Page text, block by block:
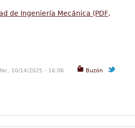
de Ingeniería Mecánica (PDF,
Buzón
10/14/2025 - 16:06